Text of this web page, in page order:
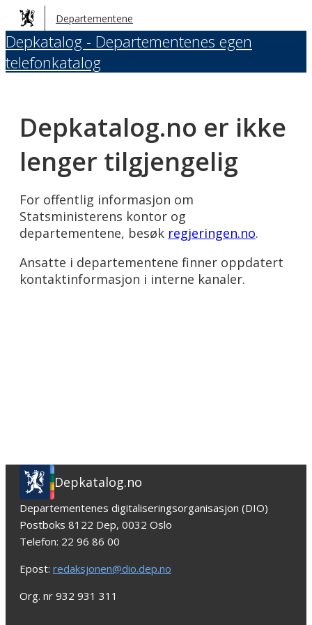
Hopp
til
hovedinnhold
Departementene
Depkatalog - Departementenes egen
telefonkatalog
Depkatalog.no er ikke
lenger tilgjengelig
For offentlig informasjon om
Statsministerens kontor og
departementene, besøk regjeringen.no.
Ansatte i departementene finner oppdatert
kontaktinformasjon i interne kanaler.
Depkatalog.no
Departementenes digitaliseringsorganisasjon (DIO)
Postboks 8122 Dep, 0032 Oslo
Telefon: 22 96 86 00
Epost: redaksjonen@dio.dep.no
Org. nr 932 931 311